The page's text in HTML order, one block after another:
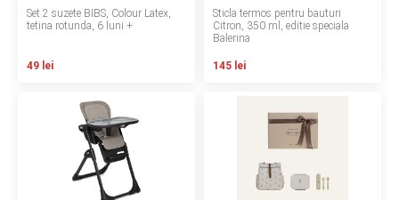
MARSUPII BEBELUSI
BALANSOARE COPII
BABY MONITORS
Set 2 suzete BIBS, Colour Latex,
tetina rotunda, 6 luni +
49 lei
Sticla termos pentru bauturi
Citron, 350 ml, editie speciala
Balerina
145 lei